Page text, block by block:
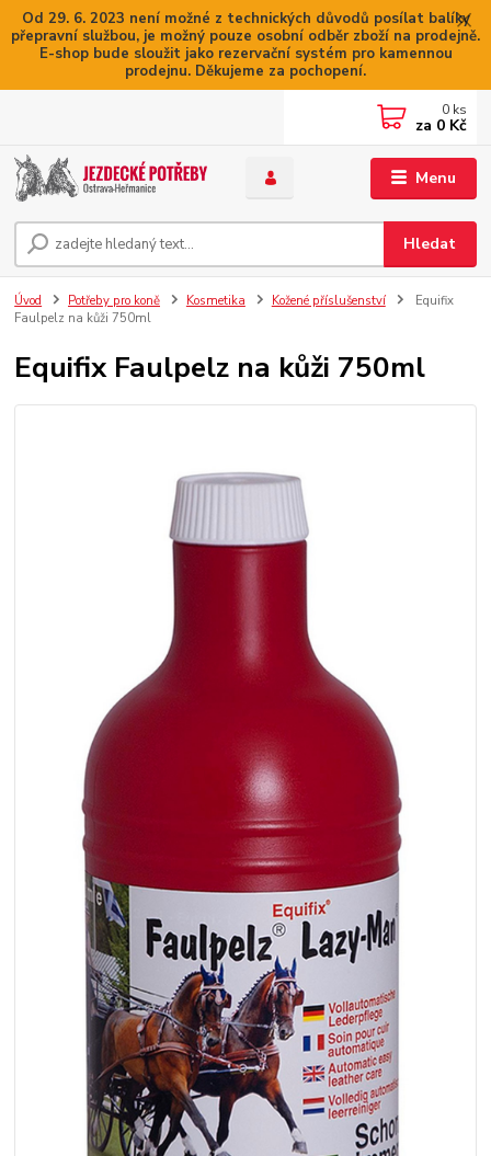
Od 29. 6. 2023 není možné z technických důvodů posílat balíky
přepravní službou, je možný pouze osobní odběr zboží na prodejně.
E-shop bude sloužit jako rezervační systém pro kamennou
prodejnu. Děkujeme za pochopení.
Menu
Hledat
0 ks
za 0 Kč
Úvod Potřeby pro koně Kosmetika Kožené příslušenství
Equifix
Faulpelz na kůži 750ml
Equifix Faulpelz na kůži 750ml